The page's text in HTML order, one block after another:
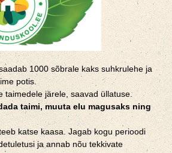
1000 sõbrale kaks suhkrulehe ja
potis.
taimedele järele, saavad üllatuse.
taimi, muuta elu magusaks ning
katse kaasa. Jagab kogu perioodi
ja annab nõu tekkivate